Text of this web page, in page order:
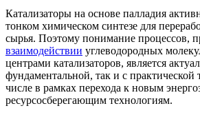
Катализаторы на основе палладия
тонком химическом синтезе для
сырья. Поэтому понимание процессов,
взаимодействии углеводородных
центрами катализаторов, является
фундаментальной, так и с практической
числе в рамках перехода к новым
ресурсосберегающим технологиям.